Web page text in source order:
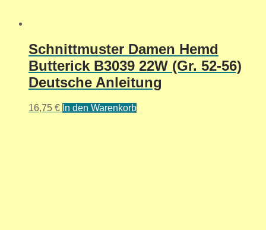
Schnittmuster Damen Hemd
Butterick B3039 22W (Gr. 52-56)
Deutsche Anleitung
16,75 € In den Warenkorb